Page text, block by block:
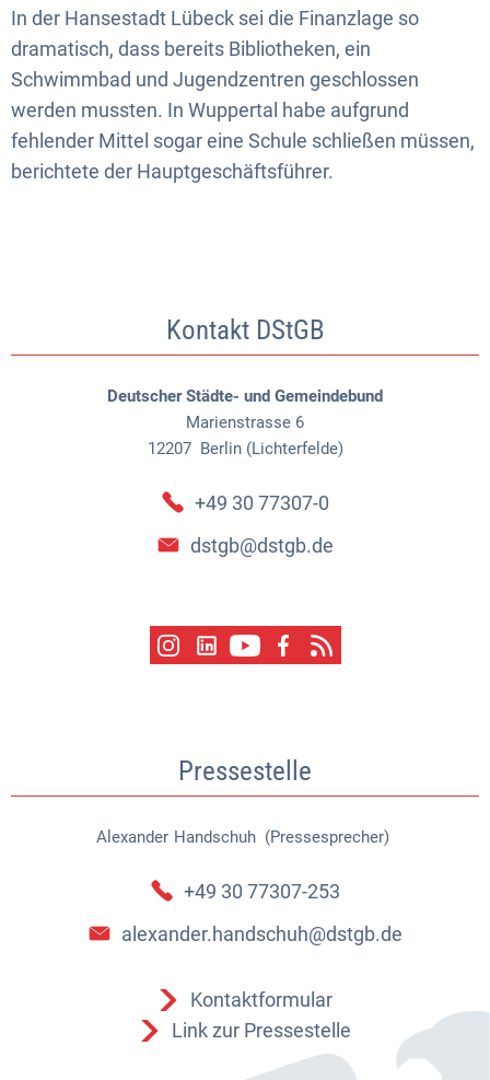
In der Hansestadt Lübeck sei die Finanzlage so
dramatisch, dass bereits Bibliotheken, ein
Schwimmbad und Jugendzentren geschlossen
werden mussten. In Wuppertal habe aufgrund
fehlender Mittel sogar eine Schule schließen müssen,
berichtete der Hauptgeschäftsführer.
Kontakt DStGB
Deutscher Städte- und Gemeindebund
Marienstrasse 6
12207 Berlin (Lichterfelde)
+49 30 77307-0
dstgb@dstgb.de
Pressestelle
Alexander Handschuh (Pressesprecher)
Alexander Handschuh
+49 30 77307-253
alexander.handschuh@dstgb.de
Kontaktformular
Link zur Pressestelle